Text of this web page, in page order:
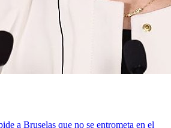
a Bruselas que no se entrometa en el